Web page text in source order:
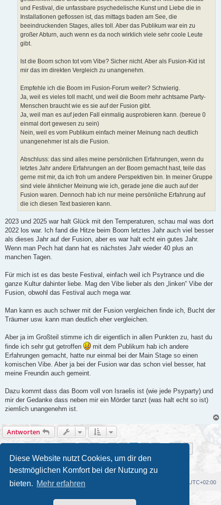
Diese Website nutzt Cookies, um dir den
bestmöglichen Komfort bei der Nutzung zu
bieten. Mehr erfahren
und Festival, die unfassbare psychedelische Kunst und Liebe die in
Installationen geflossen ist, das mittags baden am See, die
beeindruckenden Stages, alles toll. Aber das Publikum war ein zu
großer Abturn, auch wenn es da noch wirklich viele sehr coole Leute
gibt.
Ist die Boom schon tot vom Vibe? Sicher nicht. Aber als Fusion-Kid ist
mir das im direkten Vergleich zu unangenehm.
Empfehle ich die Boom im Fusion-Forum weiter? Schwierig.
Ja, weil es vieles toll macht, und weil die Boom mehr achtsame Party-
Menschen braucht wie es sie auf der Fusion gibt.
Ja, weil man es auf jeden Fall einmalig ausprobieren kann. (bereue 0
einmal dort gewesen zu sein)
Nein, weil es vom Publikum einfach meiner Meinung nach deutlich
unangenehmer ist als die Fusion.
Abschluss: das sind alles meine persönlichen Erfahrungen, wenn du
letztes Jahr andere Erfahrungen an der Boom gemacht hast, teile das
gerne mit mir, da ich froh um andere Perspektiven bin. In meiner Gruppe
sind viele ähnlicher Meinung wie ich, gerade jene die auch auf der
Fusion waren. Dennoch hab ich nur meine persönliche Erfahrung auf
die ich diesen Text basieren kann.
2023 und 2025 war halt Glück mit den Temperaturen, schau mal was dort
2022 los war. Ich fand die Hitze beim Boom letztes Jahr auch viel besser
als dieses Jahr auf der Fusion, aber es war halt echt ein gutes Jahr.
Wenn man Pech hat dann hat es nächstes Jahr wieder 40 plus an
manchen Tagen.
Für mich ist es das beste Festival, einfach weil ich Psytrance und die
ganze Kultur dahinter liebe. Mag den Vibe lieber als den „linken“ Vibe der
Fusion, obwohl das Festival auch mega war.
Man kann es auch schwer mit der Fusion vergleichen finde ich, Bucht der
Träumer usw. kann man deutlich eher vergleichen.
Aber ja im Großteil stimme ich dir eigentlich in allen Punkten zu, hast du
finde ich sehr gut getroffen
mit dem Publikum hab ich andere
Erfahrungen gemacht, hatte nur einmal bei der Main Stage so einen
komischen Vibe. Aber ja bei der Fusion war das schon viel besser, hat
meine Freundin auch gemeint.
Dazu kommt dass das Boom voll von Israelis ist (wie jede Psyparty) und
mir der Gedanke dass neben mir ein Mörder tanzt (was halt echt so ist)
ziemlich unangenehm ist.
Antworten
Foren-Übersicht UTC+02:00
Powered byphpBB® Forum Software © phpBB Limited